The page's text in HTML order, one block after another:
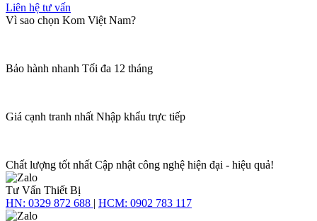
Liên hệ tư vấn
Vì sao chọn Kom Việt Nam?
Bảo hành nhanh Tối đa 12 tháng
Giá cạnh tranh nhất Nhập khẩu trực tiếp
Chất lượng tốt nhất Cập nhật công nghệ hiện đại - hiệu quả!
Tư Vấn Thiết Bị
HN: 0329 872 688 | HCM: 0902 783 117